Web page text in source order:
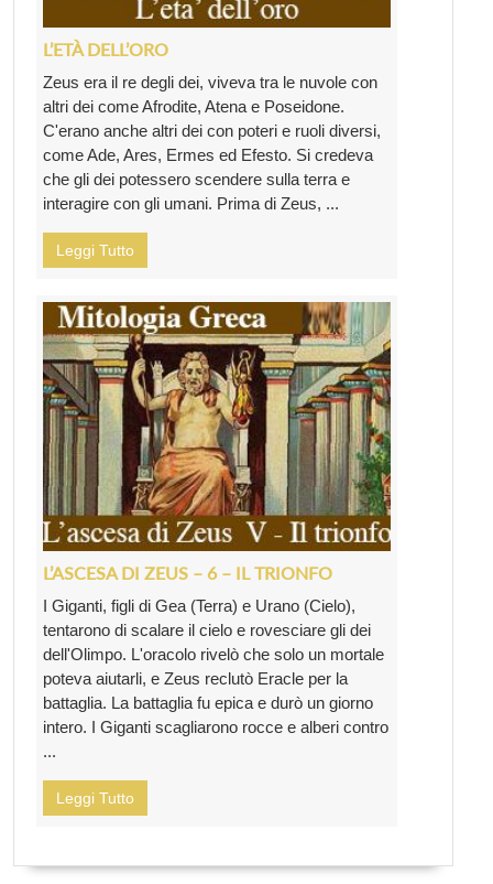
L’ETÀ DELL’ORO
Zeus era il re degli dei, viveva tra le nuvole con
altri dei come Afrodite, Atena e Poseidone.
C'erano anche altri dei con poteri e ruoli diversi,
come Ade, Ares, Ermes ed Efesto. Si credeva
che gli dei potessero scendere sulla terra e
interagire con gli umani. Prima di Zeus, ...
Leggi Tutto
L’ASCESA DI ZEUS – 6 – IL TRIONFO
I Giganti, figli di Gea (Terra) e Urano (Cielo),
tentarono di scalare il cielo e rovesciare gli dei
dell'Olimpo. L'oracolo rivelò che solo un mortale
poteva aiutarli, e Zeus reclutò Eracle per la
battaglia. La battaglia fu epica e durò un giorno
intero. I Giganti scagliarono rocce e alberi contro
...
Leggi Tutto